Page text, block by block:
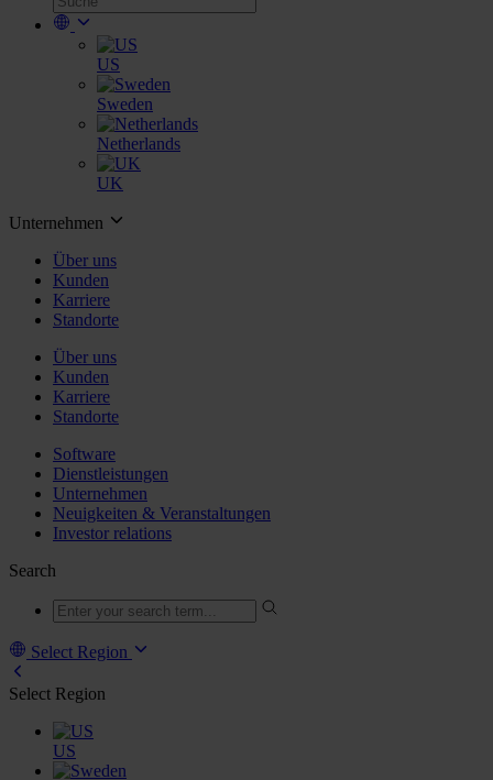
US
Sweden
Netherlands
UK
Unternehmen
Über uns
Kunden
Karriere
Standorte
Über uns
Kunden
Karriere
Standorte
Software
Dienstleistungen
Unternehmen
Neuigkeiten & Veranstaltungen
Investor relations
Search
Select Region
Select Region
US